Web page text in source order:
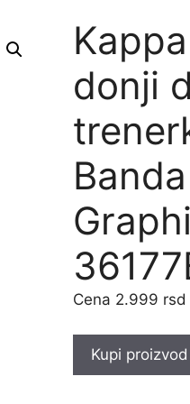
donji
2.999 rsd
Kupi proizvod